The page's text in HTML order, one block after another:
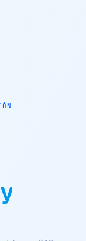
· EFICIENCIA
y